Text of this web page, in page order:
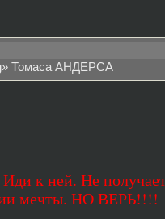
Томаса АНДЕРСА
к ней. Не
мечты. НО ВЕРЬ!!!!